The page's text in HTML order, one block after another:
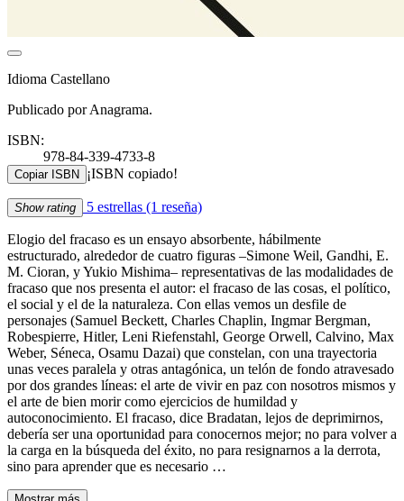
Idioma Castellano
Publicado por Anagrama.
ISBN:
978-84-339-4733-8
Copiar ISBN ¡ISBN copiado!
Show rating 5 estrellas (1 reseña)
Elogio del fracaso es un ensayo absorbente, hábilmente
estructurado, alrededor de cuatro figuras –Simone Weil, Gandhi, E.
M. Cioran, y Yukio Mishima– representativas de las modalidades de
fracaso que nos presenta el autor: el fracaso de las cosas, el político,
el social y el de la naturaleza. Con ellas vemos un desfile de
personajes (Samuel Beckett, Charles Chaplin, Ingmar Bergman,
Robespierre, Hitler, Leni Riefenstahl, George Orwell, Calvino, Max
Weber, Séneca, Osamu Dazai) que constelan, con una trayectoria
unas veces paralela y otras antagónica, un telón de fondo atravesado
por dos grandes líneas: el arte de vivir en paz con nosotros mismos y
el arte de bien morir como ejercicios de humildad y
autoconocimiento. El fracaso, dice Bradatan, lejos de deprimirnos,
debería ser una oportunidad para conocernos mejor; no para volver a
la carga en la búsqueda del éxito, no para resignarnos a la derrota,
sino para aprender que es necesario …